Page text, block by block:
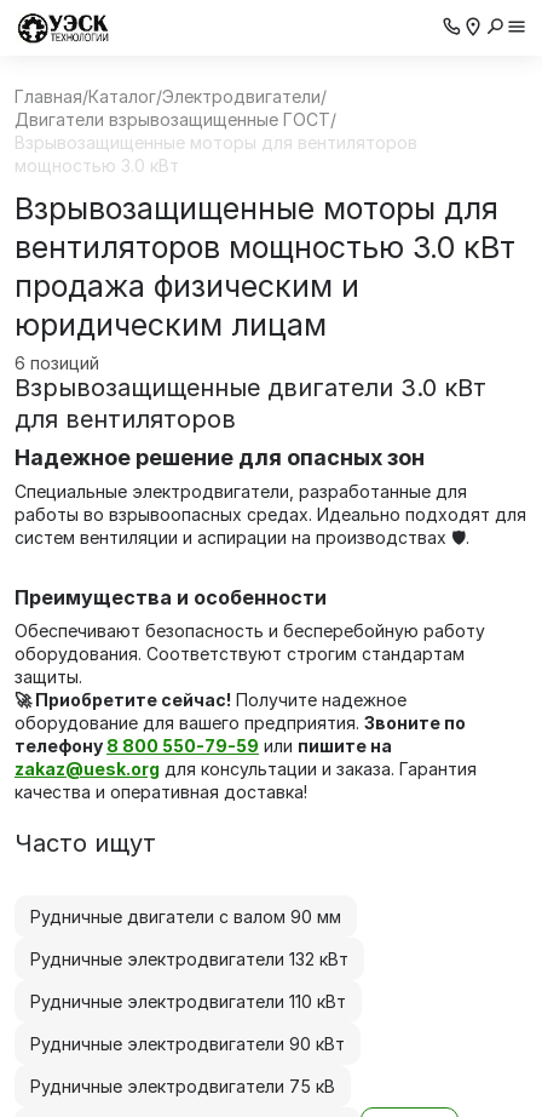
Главная/Каталог/Электродвигатели/
Двигатели взрывозащищенные ГОСТ/
Взрывозащищенные моторы для вентиляторов
мощностью 3.0 кВт
Взрывозащищенные моторы для
вентиляторов мощностью 3.0 кВт
продажа физическим и
юридическим лицам
6 позиций
Взрывозащищенные двигатели 3.0 кВт
для вентиляторов
Надежное решение для опасных зон
Специальные электродвигатели, разработанные для
работы во взрывоопасных средах. Идеально подходят для
систем вентиляции и аспирации на производствах 🛡️.
Преимущества и особенности
Обеспечивают безопасность и бесперебойную работу
оборудования. Соответствуют строгим стандартам
защиты.
🚀 Приобретите сейчас! Получите надежное
оборудование для вашего предприятия. Звоните по
телефону 8 800 550-79-59 или пишите на
zakaz@uesk.org для консультации и заказа. Гарантия
качества и оперативная доставка!
Часто ищут
Рудничные двигатели с валом 90 мм
Рудничные электродвигатели 132 кВт
Рудничные электродвигатели 110 кВт
Рудничные электродвигатели 90 кВт
Рудничные электродвигатели 75 кВ